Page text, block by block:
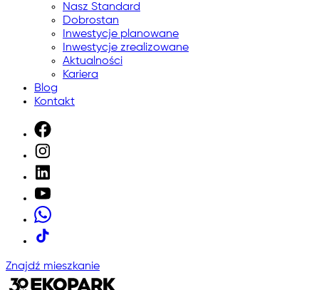
Nasz Standard
Dobrostan
Inwestycje planowane
Inwestycje zrealizowane
Aktualności
Kariera
Blog
Kontakt
Znajdź mieszkanie